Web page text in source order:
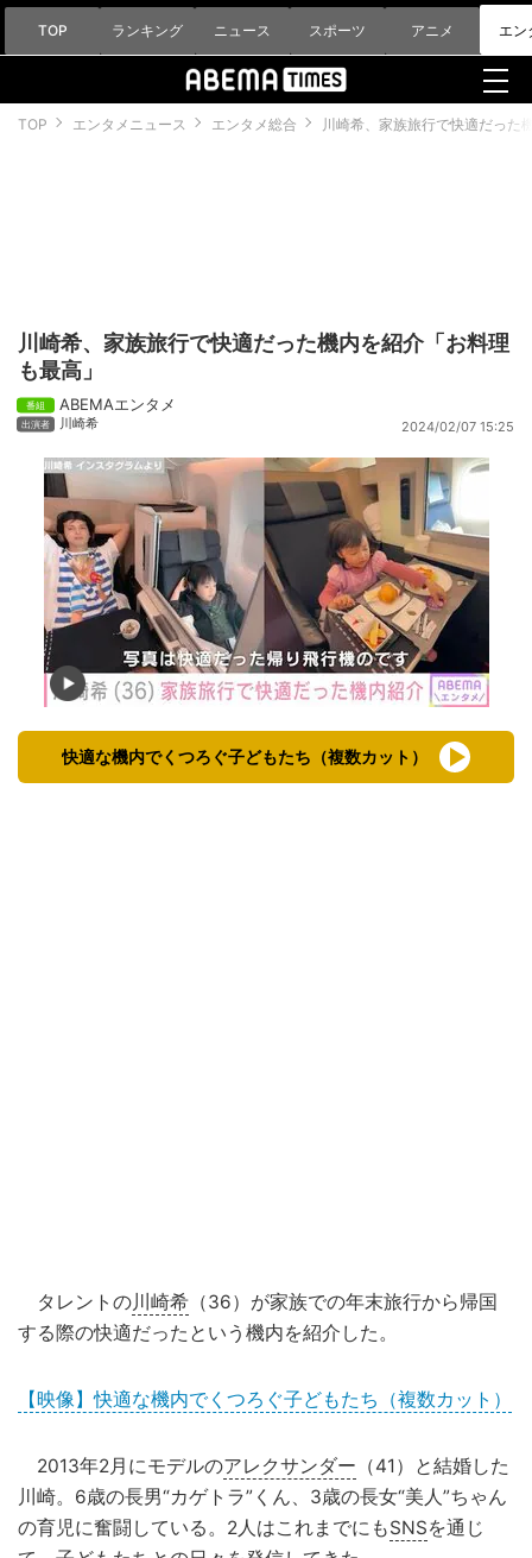
TOP ランキング ニュース スポーツ アニメ エン
TOP エンタメニュース エンタメ総合 川崎希、家族旅行で快適だった
川崎希、家族旅行で快適だった機内を紹介「お料理
も最高」
ABEMAエンタメ
川崎希 2024/02/07 15:25
快適な機内でくつろぐ子どもたち（複数カット）
タレントの川崎希 （36）が家族での年末旅行から帰国
する際の快適だったという機内を紹介した。
【映像】快適な機内でくつろぐ子どもたち（複数カット）
2013年2月にモデルのアレクサンダー （41）と結婚した
川崎。6歳の長男“カゲトラ”くん、3歳の長女“美人”ちゃん
の育児に奮闘している。2人はこれまでにもSNSを通じ